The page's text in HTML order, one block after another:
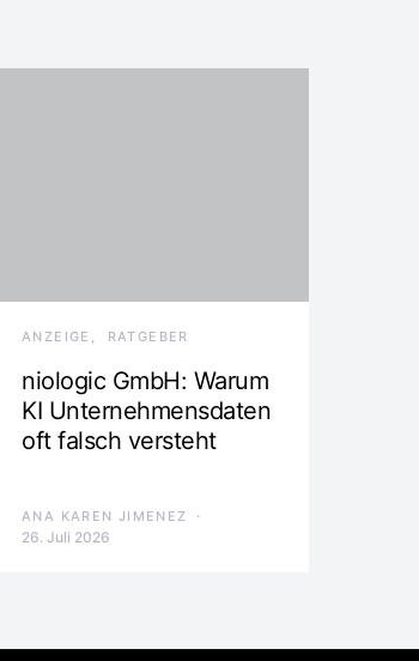
ANZEIGE RATGEBER
niologic GmbH: Warum
KI Unternehmensdaten
oft falsch versteht
ANA KAREN JIMENEZ
26. Juli 2026